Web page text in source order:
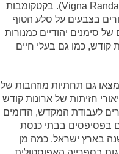
רנדאניני (Vigna Randanini). בקטקומבות
בצבעים על סלע הטוף
של סימנים יהודיים כמנורות
קודש, כמו גם בעלי חיים
גם תחתיות מוזהבות של
חזיתות של ארונות קודש
לעבודת המקדש, הדומים
בפסיפסים בבתי כנסת
בארץ ישראל. כמה מן